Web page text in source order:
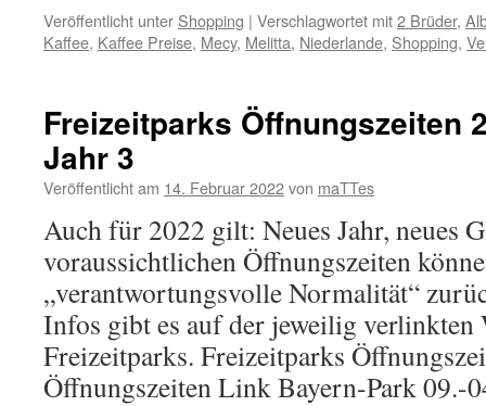
Veröffentlicht unter Shopping | Verschlagwortet mit2 Brüder,
Kaffee, Kaffee Preise, Mecy, Melitta, Niederlande, Shopping,
Freizeitparks Öffnungszeiten
Jahr 3
Veröffentlicht am 14. Februar 2022von maTTes
Auch für 2022 gilt: Neues Jahr, neues
voraussichtlichen Öffnungszeiten
„verantwortungsvolle Normalität“
Infos gibt es auf der jeweilig verlinkten
Freizeitparks. Freizeitparks
Öffnungszeiten Link Bayern-Park